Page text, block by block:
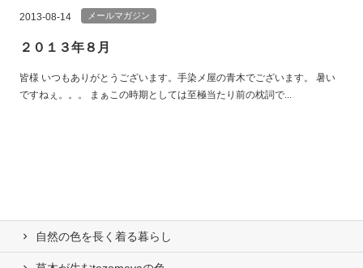
2013-08-14 メールマガジン
２０１３年８月
皆様 いつもありがとうございます。手染メ屋の青木でございます。 暑い
ですねぇ。。。 まぁこの時期としては至極当たり前の枕詞で...
自然の⾊を⻑く着る暮らし